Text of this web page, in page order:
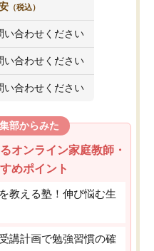
（税込）
い合わせください
い合わせください
い合わせください
部からみた
オンライン家庭教師・
めポイント
教える塾！伸び悩む生
講計画で勉強習慣の確